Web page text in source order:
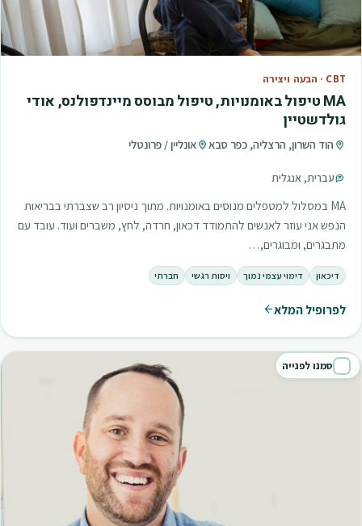
CBT · הבעה ויצירה
MA טיפול באומנויות, טיפול מבוסס מיינדפולנס, אודי
גולדשטיין
הוד השרון, הרצליה, כפר סבא אונליין / פרונטלי
עברית, אנגלית
MA במסלול למטפלים מנוסים באומנויות. מתוך ניסיון רב שצברתי בבריאות
הנפש אני עוזר לאנשים להתמודד דכאון, חרדה, לחץ, משברים ועוד. עובד עם
מתבגרים, ומבוגרים,…
דיכאון דימוי עצמי נמוך ויסות רגשי חברתי
לפרופיל המלא
סמנו לפנייה